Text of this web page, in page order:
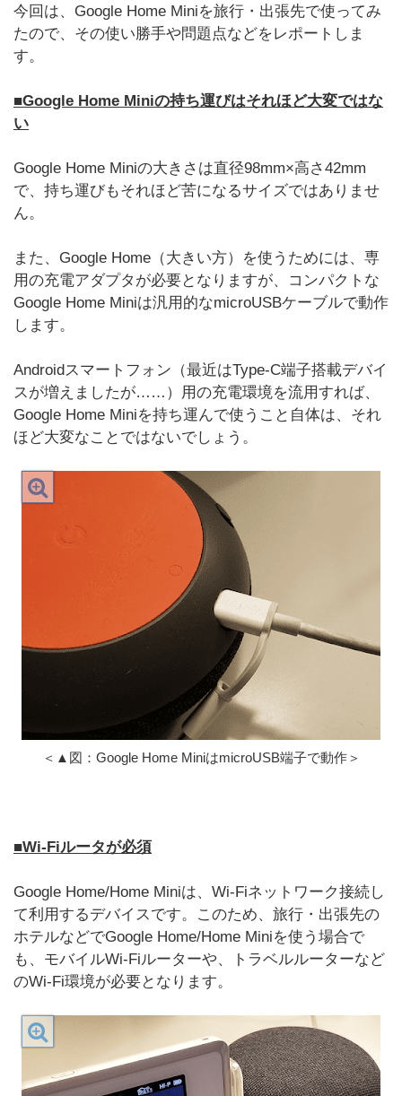
今回は、Google Home Miniを旅行・出張先で使ってみ
たので、その使い勝手や問題点などをレポートしま
す。
■Google Home Miniの持ち運びはそれほど大変ではな
い
Google Home Miniの大きさは直径98mm×高さ42mm
で、持ち運びもそれほど苦になるサイズではありませ
ん。
また、Google Home（大きい方）を使うためには、専
用の充電アダプタが必要となりますが、コンパクトな
Google Home Miniは汎用的なmicroUSBケーブルで動作
します。
Androidスマートフォン（最近はType-C端子搭載デバイ
スが増えましたが……）用の充電環境を流用すれば、
Google Home Miniを持ち運んで使うこと自体は、それ
ほど大変なことではないでしょう。
＜▲図：Google Home MiniはmicroUSB端子で動作＞
■Wi-Fiルータが必須
Google Home/Home Miniは、Wi-Fiネットワーク接続し
て利用するデバイスです。このため、旅行・出張先の
ホテルなどでGoogle Home/Home Miniを使う場合で
も、モバイルWi-Fiルーターや、トラベルルーターなど
のWi-Fi環境が必要となります。